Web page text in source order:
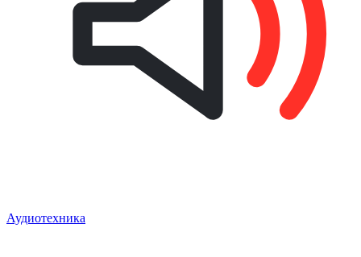
Аудиотехника